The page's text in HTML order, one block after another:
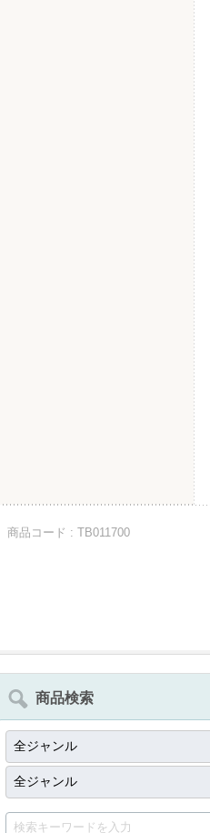
商品コード : TB011700
商品検索